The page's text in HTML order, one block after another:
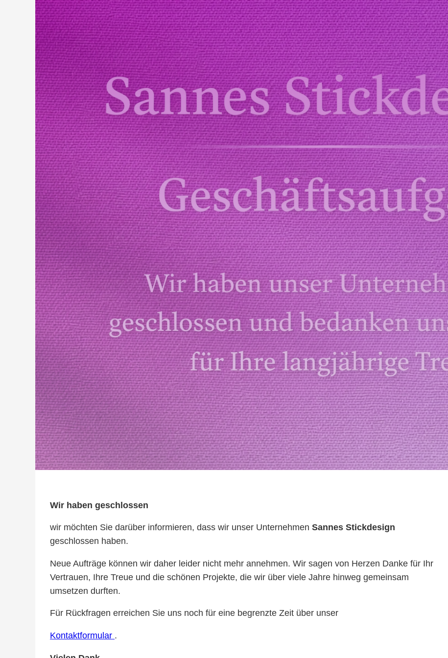
Wir haben geschlossen
wir möchten Sie darüber informieren, dass wir unser Unternehmen Sannes Stickdesign
geschlossen haben.
Neue Aufträge können wir daher leider nicht mehr annehmen. Wir sagen von Herzen Danke für Ihr
Vertrauen, Ihre Treue und die schönen Projekte, die wir über viele Jahre hinweg gemeinsam
umsetzen durften.
Für Rückfragen erreichen Sie uns noch für eine begrenzte Zeit über unser
Kontaktformular .